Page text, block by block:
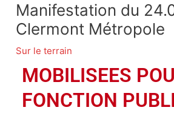
Manifestation du
Clermont Métropole
Sur le terrain
MOBILISEES
FONCTION